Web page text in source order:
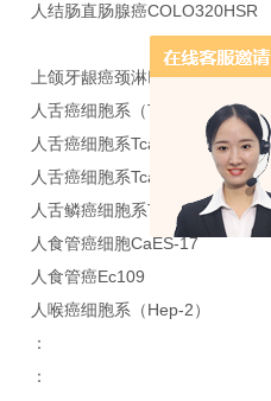
人结肠直肠腺癌COLO320HSR
上颌牙龈癌颈淋巴结转移癌GNM
人舌癌细胞系（Tca8113）
人舌癌细胞系Tca8113-P60
人舌癌细胞系Tca8113-P160
人舌鳞癌细胞系TSCCA
人食管癌细胞CaES-17
人食管癌Ec109
人喉癌细胞系（Hep-2）
：
：